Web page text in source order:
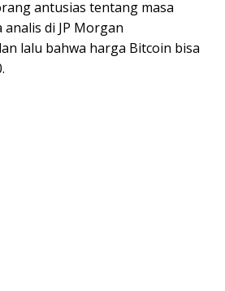
antusias tentang masa
di JP Morgan
lalu bahwa harga Bitcoin bisa